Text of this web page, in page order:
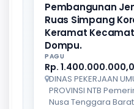
Pembangunan
Ruas Simpang
Keramat
Dompu.
PAGU
Rp.
DINAS PEKERJAAN
PROVINSI NTB
Nusa Tenggara Barat